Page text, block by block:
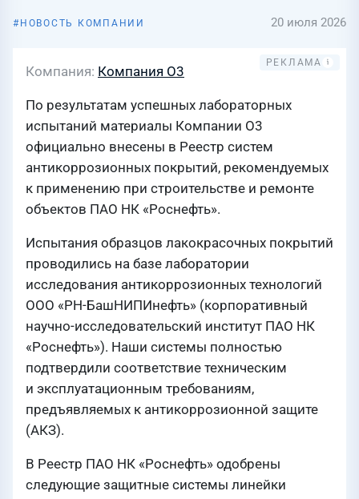
НОВОСТЬ КОМПАНИИ 20 июля 2026
Компания Компания О3
По результатам успешных лабораторных
испытаний материалы Компании О3
официально внесены в Реестр систем
антикоррозионных покрытий, рекомендуемых
к применению при строительстве и ремонте
объектов ПАО НК «Роснефть».
Испытания образцов лакокрасочных покрытий
проводились на базе лаборатории
исследования антикоррозионных технологий
ООО «РН-БашНИПИнефть» (корпоративный
научно-исследовательский институт ПАО НК
«Роснефть»). Наши системы полностью
подтвердили соответствие техническим
и эксплуатационным требованиям,
предъявляемых к антикоррозионной защите
(АКЗ).
В Реестр ПАО НК «Роснефть» одобрены
следующие защитные системы линейки